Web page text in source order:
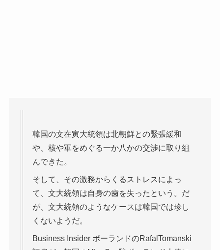
韓国の文在寅大統領は北朝鮮との緊張緩和
や、核や軍をめぐる一か八かの交渉に取り組
んできた。
そして、その激務からくるストレスによっ
て、文大統領は自身の歯を失ったという。だ
が、文大統領のようなケースは韓国では珍し
くないようだ。
Business Insider ポーランドのRafalTomanski